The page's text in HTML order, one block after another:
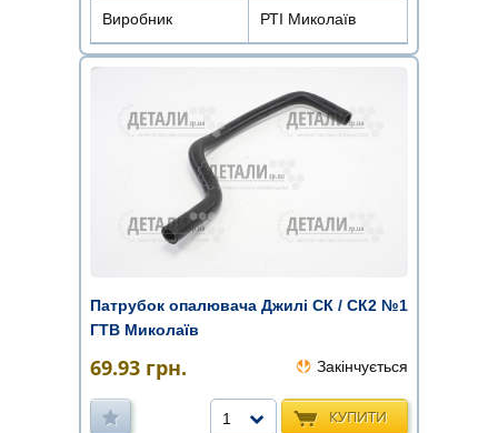
Виробник РТІ Миколаїв
Патрубок опалювача Джилі СК / СК2 №1
ГТВ Миколаїв
69.93 грн. Закінчується
КУПИТИ
1